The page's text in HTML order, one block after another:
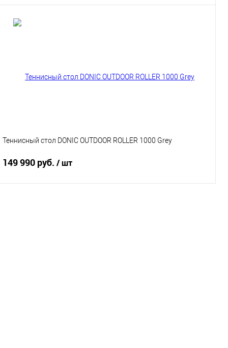
В избранное
Под заказ
Теннисный стол DONIC OUTDOOR ROLLER 1000 Grey
149 990 руб. / шт